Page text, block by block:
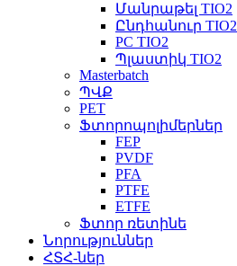
Մանրաթել TIO2
Ընդհանուր TIO2
PC TIO2
Պլաստիկ TIO2
Masterbatch
ՊՎՔ
PET
Ֆտորոպոլիմերներ
FEP
PVDF
PFA
PTFE
ETFE
Ֆտոր ռետինե
Նորություններ
ՀՏՀ-ներ